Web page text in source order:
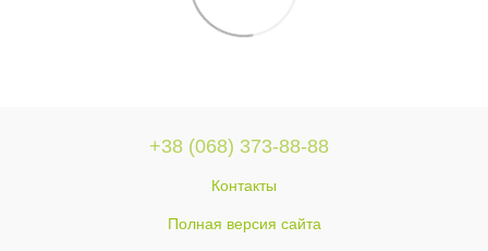
+38 (068) 373-88-88
Контакты
Полная версия сайта